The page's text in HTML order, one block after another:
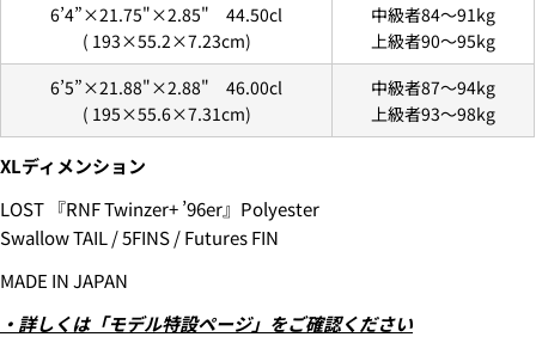
3.クレジットカード情報を入力し、
選択します。
6’4”×21.75"×2.85" 44.50cl
( 193×55.2×7.23cm)
中級者84～91 kg
上級者90～95kg
6’5”×21.88"×2.88" 46.00cl
( 195×55.6×7.31cm)
中級者87～94kg
上級者93～98kg
XLディメンション
LOST 『RNF Twinzer+ ’96er』Polyester
Swallow TAIL / 5FINS / Futures FIN
MADE IN JAPAN
・詳しくは「モデル特設ページ」をご確認ください